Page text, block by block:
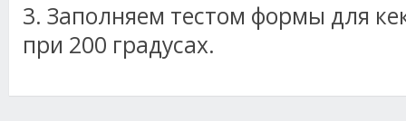
3. Заполняем тестом формы для
при 200 градусах.